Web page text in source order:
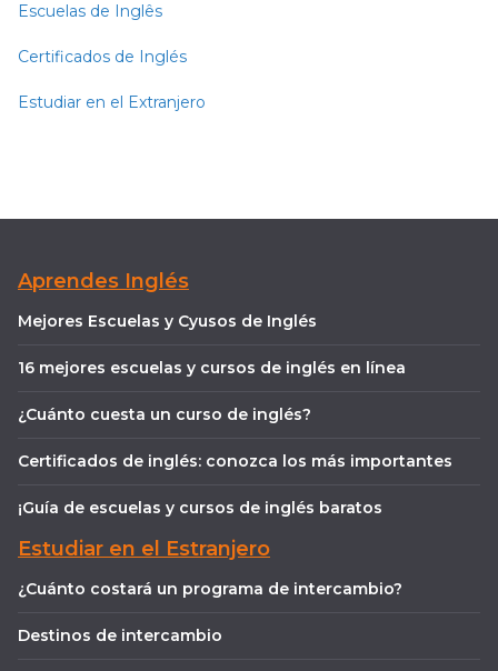
Escuelas de Inglês
Certificados de Inglés
Estudiar en el Extranjero
Aprendes Inglés
Mejores Escuelas y Cyusos de Inglés
16 mejores escuelas y cursos de inglés en línea
¿Cuánto cuesta un curso de inglés?
Certificados de inglés: conozca los más importantes
¡Guía de escuelas y cursos de inglés baratos
Estudiar en el Estranjero
¿Cuánto costará un programa de intercambio?
Destinos de intercambio